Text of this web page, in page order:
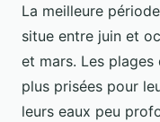
La meilleure
situe entre juin et
et mars. Les plages
plus prisées pour
leurs eaux peu